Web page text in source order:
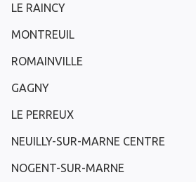
LE RAINCY
MONTREUIL
ROMAINVILLE
GAGNY
LE PERREUX
NEUILLY-SUR-MARNE CENTRE
NOGENT-SUR-MARNE